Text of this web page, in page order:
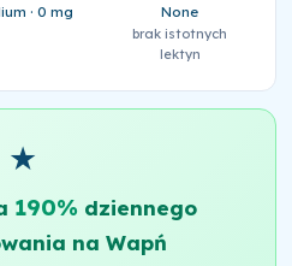
· 0 mg None
brak istotnych
lektyn
★
190% dziennego
na Wapń